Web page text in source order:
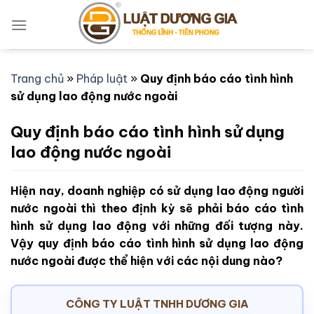
qua
Trang chủ » Pháp luật » Quy định báo cáo tình hình
sử dụng lao động nước ngoài
Quy định báo cáo tình hình sử dụng
lao động nước ngoài
Hiện nay, doanh nghiệp có sử dụng lao động người
nước ngoài thì theo định kỳ sẽ phải báo cáo tình
hình sử dụng lao động với những đối tượng này.
Vậy quy định báo cáo tình hình sử dụng lao động
nước ngoài được thể hiện với các nội dung nào?
CÔNG TY LUẬT TNHH DƯƠNG GIA